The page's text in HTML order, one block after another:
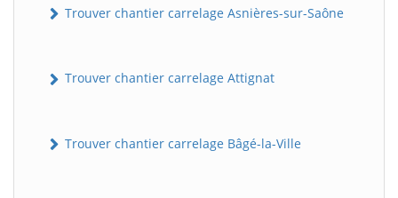
Trouver chantier carrelage Asnières-sur-Saône
Trouver chantier carrelage Attignat
Trouver chantier carrelage Bâgé-la-Ville